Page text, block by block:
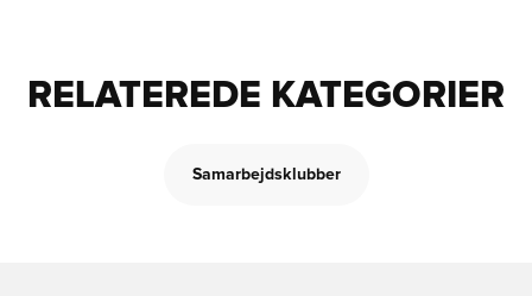
RELATEREDE KATEGORIER
Samarbejdsklubber